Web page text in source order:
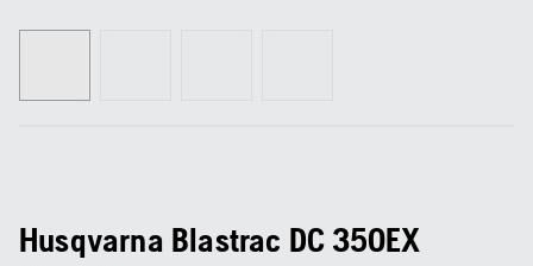
Husqvarna Blastrac DC 350EX